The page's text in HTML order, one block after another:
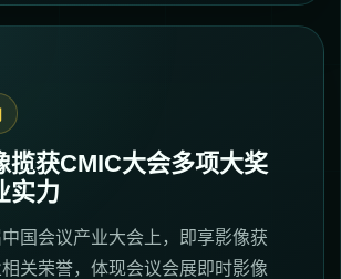
揽获CMIC大会多项大奖
实力
国会议产业大会上，即享影像获
关荣誉，体现会议会展即时影像